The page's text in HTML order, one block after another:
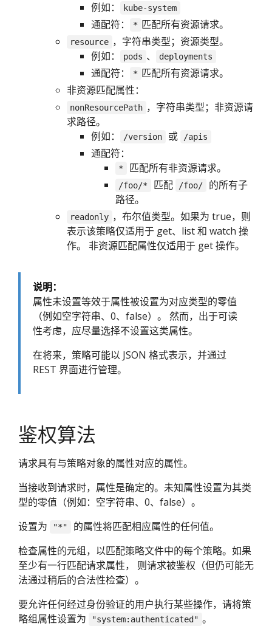
例如：
kube-system
通配符： * 匹配所有资源请求。
resource ，字符串类型；资源类型。
例如：
pods 、 deployments
通配符： * 匹配所有资源请求。
非资源匹配属性：
nonResourcePath ，字符串类型；非资源请
求路径。
例如：
/version 或 /apis
通配符：
* 匹配所有非资源请求。
/foo/* 匹配 /foo/
的所有子
路径。
readonly ，布尔值类型。如果为 true，则
表示该策略仅适用于 get、list 和 watch 操
作。 非资源匹配属性仅适用于 get 操作。
说明：
属性未设置等效于属性被设置为对应类型的零值
（例如空字符串、0、false）。 然而，出于可读
性考虑，应尽量选择不设置这类属性。
在将来，策略可能以 JSON 格式表示，并通过
REST 界面进行管理。
鉴权算法
请求具有与策略对象的属性对应的属性。
当接收到请求时，属性是确定的。未知属性设置为其类
型的零值（例如：空字符串、0、false）。
设置为
"*"
的属性将匹配相应属性的任何值。
检查属性的元组，以匹配策略文件中的每个策略。如果
至少有一行匹配请求属性， 则请求被鉴权（但仍可能无
法通过稍后的合法性检查）。
要允许任何经过身份验证的用户执行某些操作，请将策
略组属性设置为
"system:authenticated" 。